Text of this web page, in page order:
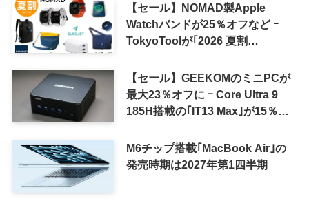
【セール】NOMAD製Apple
Watchバンドが25％オフなど ｰ
TokyoToolが｢2026 夏割
【セール】GEEKOMのミニPCが
最大23％オフに ｰ Core Ultra 9
185H搭載の｢IT13 Max｣が15％オ
M6チップ搭載｢MacBook Air｣の
発売時期は2027年第1四半期